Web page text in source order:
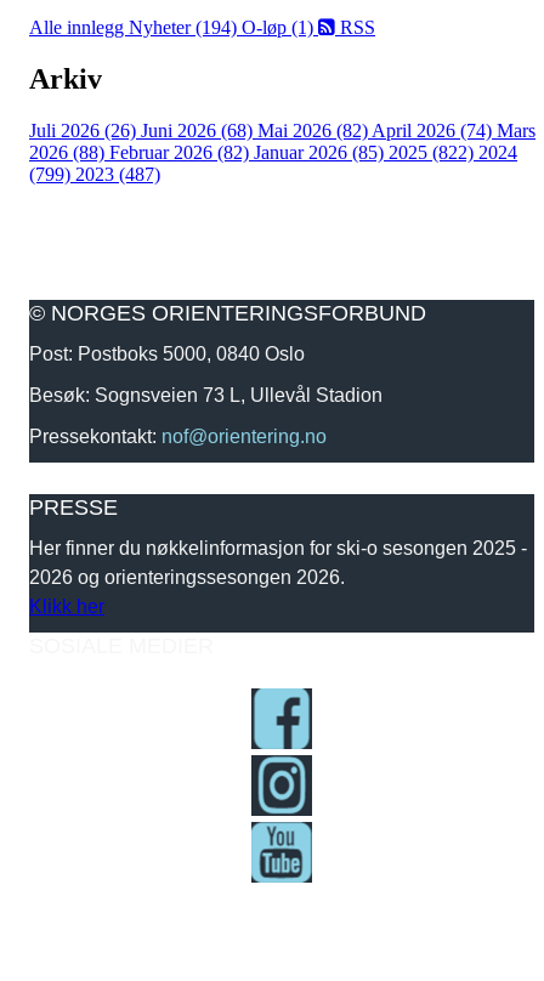
Alle innlegg Nyheter (194) O-løp (1) RSS
Arkiv
Juli 2026 (26) Juni 2026 (68) Mai 2026 (82) April 2026 (74) Mars
2026 (88) Februar 2026 (82) Januar 2026 (85) 2025 (822) 2024
(799) 2023 (487)
© NORGES ORIENTERINGSFORBUND
Post: Postboks 5000, 0840 Oslo
Besøk: Sognsveien 73 L, Ullevål Stadion
Pressekontakt: nof@orientering.no
PRESSE
Her finner du nøkkelinformasjon for ski-o sesongen 2025 -
2026 og orienteringssesongen 2026.
Klikk her